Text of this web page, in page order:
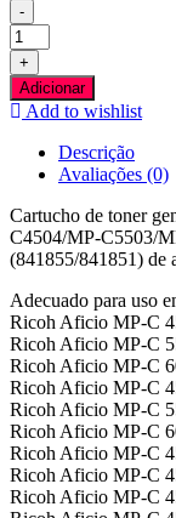
-
Quantidade
de
Ricoh
Aficio
MP-
C4503/MP-
C4504/MP-
C5503/MP-
C5504/MP-
C6003/MP-
C6004
Magenta
Toner
Compativel
+
Adicionar
Add to wishlist
Descrição
Avaliações (0)
Cartucho de toner
C4504/MP-C5503/
(841855/841851) de
Adecuado para uso
Ricoh Aficio MP-C
Ricoh Aficio MP-C
Ricoh Aficio MP-C
Ricoh Aficio MP-C
Ricoh Aficio MP-C
Ricoh Aficio MP-C
Ricoh Aficio MP-C
Ricoh Aficio MP-C
Ricoh Aficio MP-C